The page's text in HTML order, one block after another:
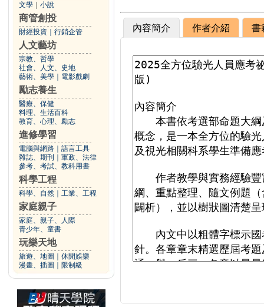
文學 小說
商管創投
財經投資 行銷企管
人文藝坊
宗教、哲學
社會、人文、史地
藝術、美學
電影戲劇
勵志養生
醫療、保健
料理、生活百科
教育、心理、勵志
進修學習
電腦與網路
語言工具
雜誌、期刊
軍政、法律
參考、考試、教科用書
科學工程
科學、自然 工業、工程
家庭親子
家庭、親子、人際
青少年、童書
玩樂天地
旅遊、地圖
休閒娛樂
漫畫、插圖
限制級
內容簡介 作者介紹 書